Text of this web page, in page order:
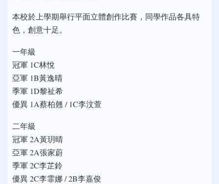
本校於上學期舉行平面立體創作比賽，同學作品各具特
色，創意十足。
一年級
冠軍 1C林悅
亞軍 1B黃逸晴
季軍 1D黎祉希
優異 1A蔡柏翹 / 1C李汶萱
二年級
冠軍 2A黃玥晴
亞軍 2A張家蔚
季軍 2C李芷鈴
優異 2C李霏娜 / 2B李嘉俊